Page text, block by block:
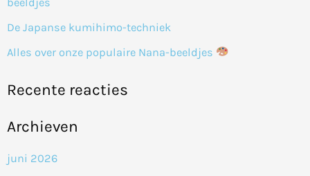
De Japanse kumihimo-techniek
Alles over onze populaire Nana-beeldjes
Recente reacties
Archieven
juni 2026